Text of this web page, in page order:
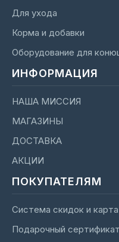
Для ухода
Корма и добавки
Оборудование для
ИНФОРМАЦИЯ
НАША МИССИЯ
МАГАЗИНЫ
ДОСТАВКА
АКЦИИ
ПОКУПАТЕЛЯМ
Система скидок и
Подарочный сертификат